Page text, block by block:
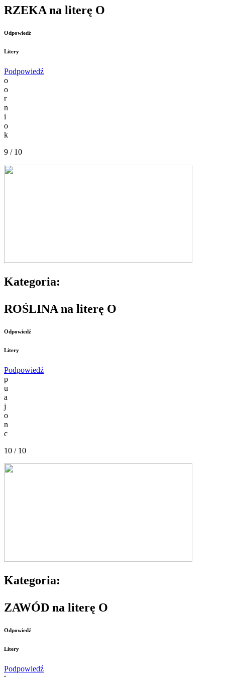
RZEKA na literę O
Odpowiedź
Litery
Podpowiedź
o
o
r
n
i
o
k
9 / 10
Kategoria:
ROŚLINA na literę O
Odpowiedź
Litery
Podpowiedź
p
u
a
j
o
n
c
10 / 10
Kategoria:
ZAWÓD na literę O
Odpowiedź
Litery
Podpowiedź